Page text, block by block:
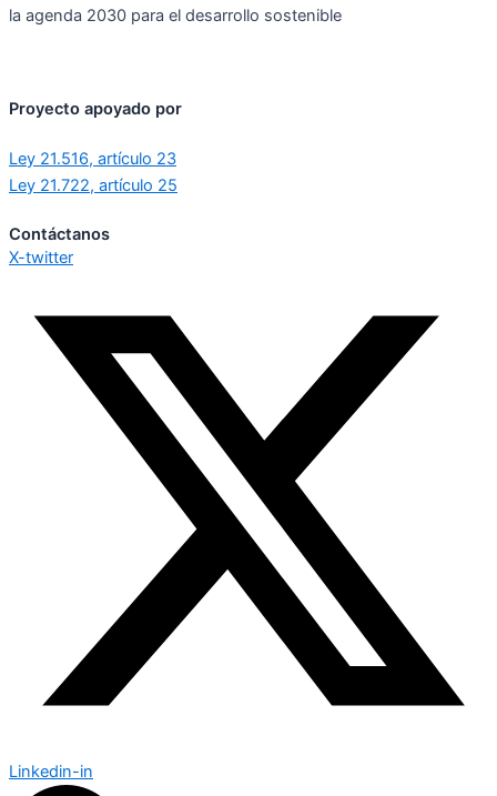
la agenda 2030 para el desarrollo sostenible
Proyecto apoyado por
Ley 21.516, artículo 23
Ley 21.722, artículo 25
Contáctanos
X-twitter
Linkedin-in